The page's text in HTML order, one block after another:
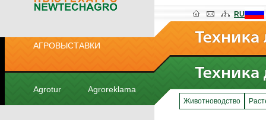
АГРОВЫСТАВКИ
Agrotur Agroreklama
RU
Животноводство